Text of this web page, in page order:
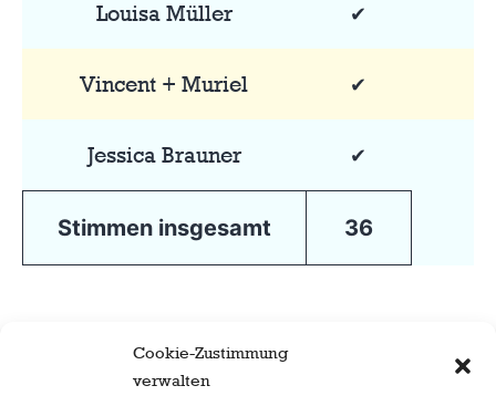
Cookie-Zustimmung
verwalten
Louisa Müller ✔
Vincent + Muriel ✔
Jessica Brauner ✔
Stimmen insgesamt 36